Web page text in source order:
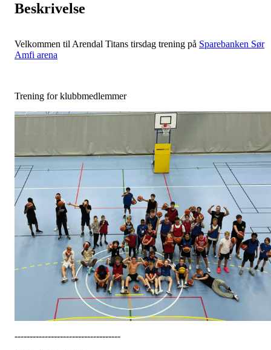
Beskrivelse
Velkommen til Arendal Titans tirsdag trening på Sparebanken Sør
Amfi arena
Trening for klubbmedlemmer
-----------------------------------